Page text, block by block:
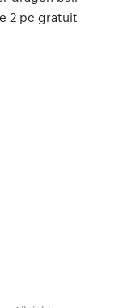
2 pc gratuit